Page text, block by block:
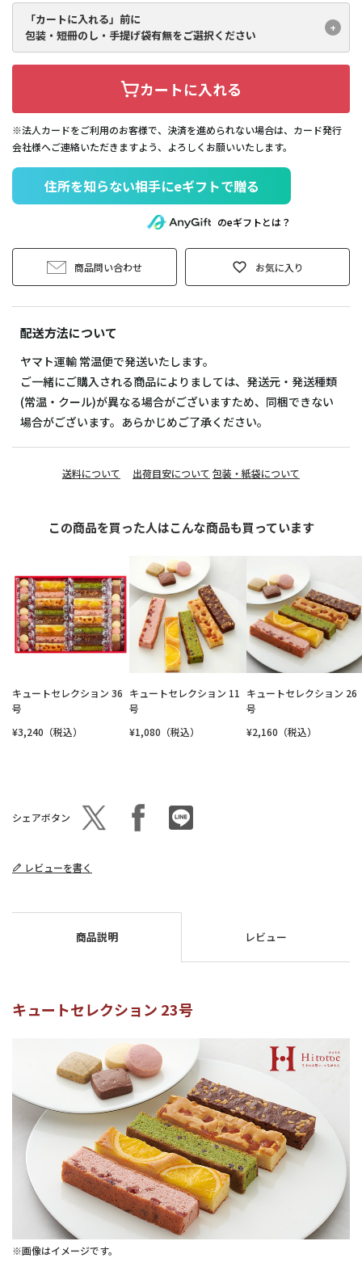
「カートに入れる」前に
包装・短冊のし・手提げ袋有無をご選択ください
カートに入れる
※法人カードをご利用のお客様で、決済を進められない場合は、カード発行
会社様へご連絡いただきますよう、よろしくお願いいたします。
住所を知らない相手にeギフトで贈る
のeギフトとは？
商品問い合わせ お気に入り
配送方法について
ヤマト運輸 常温便で発送いたします。
ご一緒にご購入される商品によりましては、発送元・発送種類
(常温・クール)が異なる場合がございますため、同梱できない
場合がございます。あらかじめご了承ください。
送料について 出荷目安について 包装・紙袋について
この商品を買った人はこんな商品も買っています
キュートセレクション 36
号
¥3,240（税込）
キュートセレクション 11
号
¥1,080（税込）
キュートセレクション 26
号
¥2,160（税込）
シェアボタン
レビューを書く
商品説明 レビュー
キュートセレクション 23号
※画像はイメージです。